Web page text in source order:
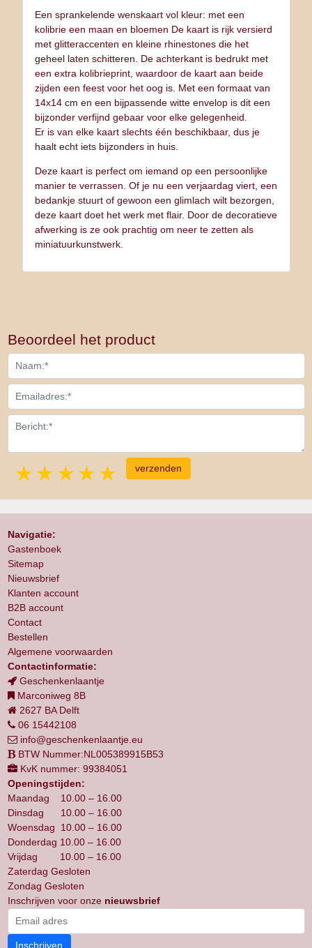
Een sprankelende wenskaart vol kleur: met een
kolibrie een maan en bloemen De kaart is rijk versierd
met glitteraccenten en kleine rhinestones die het
geheel laten schitteren. De achterkant is bedrukt met
een extra kolibrieprint, waardoor de kaart aan beide
zijden een feest voor het oog is. Met een formaat van
14x14 cm en een bijpassende witte envelop is dit een
bijzonder verfijnd gebaar voor elke gelegenheid.
Er is van elke kaart slechts één beschikbaar, dus je
haalt echt iets bijzonders in huis.
Deze kaart is perfect om iemand op een persoonlijke
manier te verrassen. Of je nu een verjaardag viert, een
bedankje stuurt of gewoon een glimlach wilt bezorgen,
deze kaart doet het werk met flair. Door de decoratieve
afwerking is ze ook prachtig om neer te zetten als
miniatuurkunstwerk.
Beoordeel het product
5 stars
4 stars
3 stars
2 stars
1 star
Navigatie:
Gastenboek
Sitemap
Nieuwsbrief
Klanten account
B2B account
Contact
Bestellen
Algemene voorwaarden
Contactinformatie:
Geschenkenlaantje
Marconiweg 8B
2627 BA Delft
06 15442108
info@geschenkenlaantje.eu
BTW Nummer:NL005389915B53
KvK nummer: 99384051
Openingstijden:
Maandag 10.00 – 16.00
Dinsdag 10.00 – 16.00
Woensdag 10.00 – 16.00
Donderdag 10.00 – 16.00
Vrijdag 10.00 – 16.00
Zaterdag Gesloten
Zondag Gesloten
Inschrijven voor onze nieuwsbrief
Inschrijven